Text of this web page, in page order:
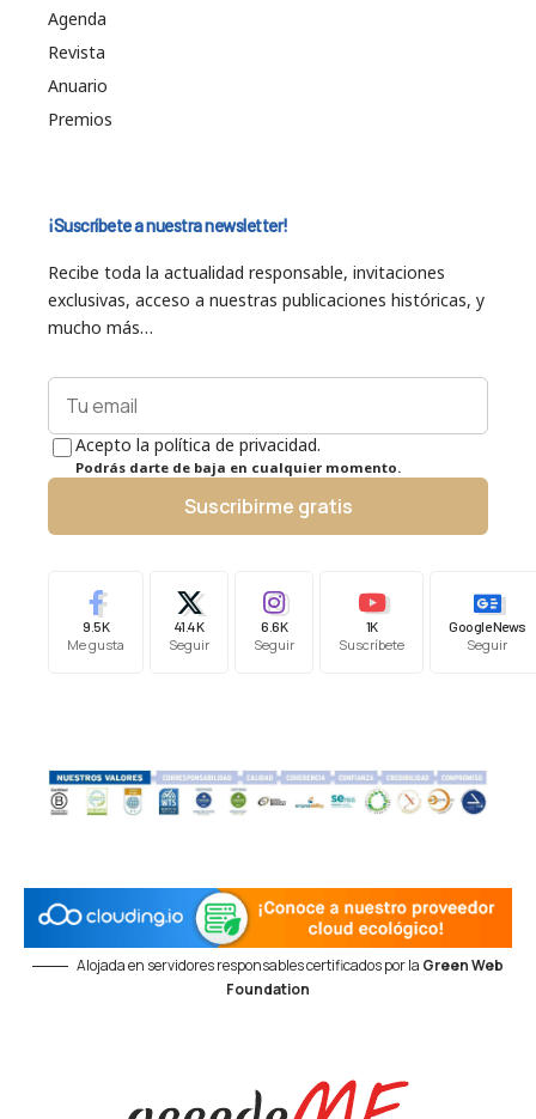
Agenda
Revista
Anuario
Premios
¡Suscríbete a nuestra newsletter!
Recibe toda la actualidad responsable, invitaciones
exclusivas, acceso a nuestras publicaciones históricas, y
mucho más…
Acepto la política de privacidad.
Podrás darte de baja en cualquier momento.
Suscribirme gratis
9.5K
Me gusta
41.4K
Seguir
6.6K
Seguir
1K
Suscríbete
Google News
Seguir
Alojada en servidores responsables certificados por la Green Web
Foundation